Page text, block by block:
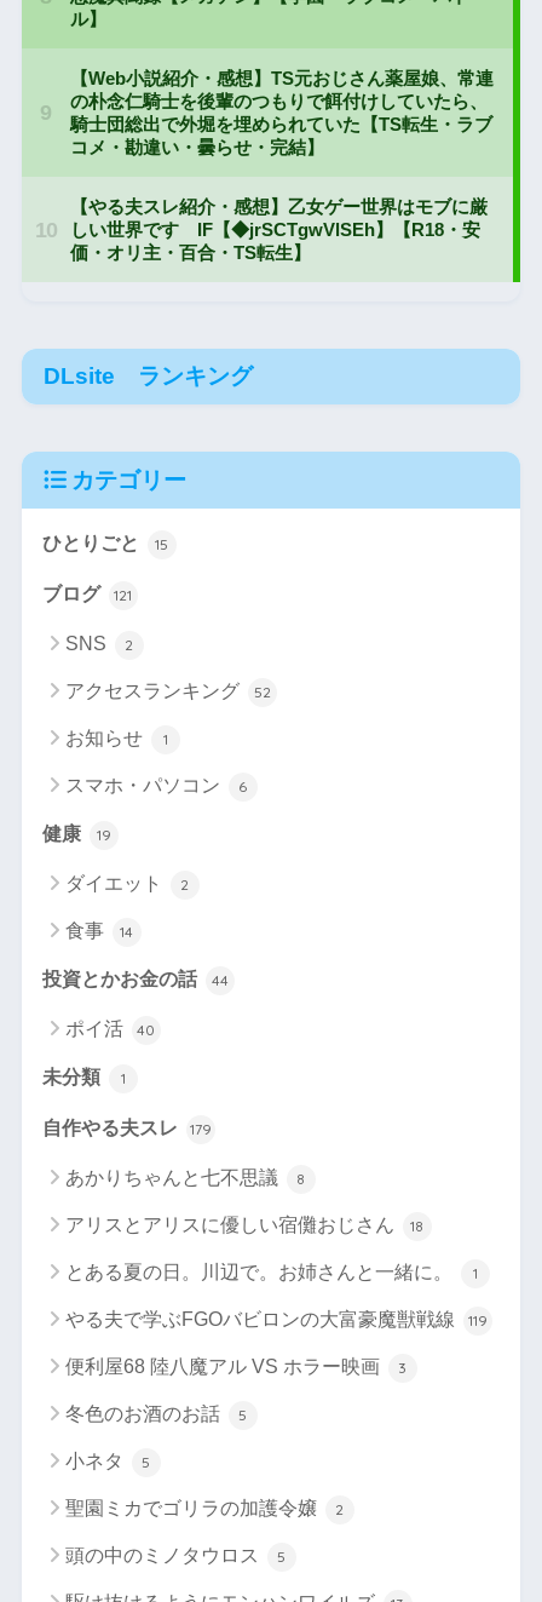
DLsite ランキング
カテゴリー
ひとりごと 15
ブログ 121
SNS 2
アクセスランキング 52
お知らせ 1
スマホ・パソコン 6
健康 19
ダイエット 2
食事 14
投資とかお金の話 44
ポイ活 40
未分類 1
自作やる夫スレ 179
あかりちゃんと七不思議 8
アリスとアリスに優しい宿儺おじさん 18
とある夏の日。川辺で。お姉さんと一緒に。 1
やる夫で学ぶFGOバビロンの大富豪魔獣戦線 119
便利屋68 陸八魔アル VS ホラー映画 3
冬色のお酒のお話 5
小ネタ 5
聖園ミカでゴリラの加護令嬢 2
頭の中のミノタウロス 5